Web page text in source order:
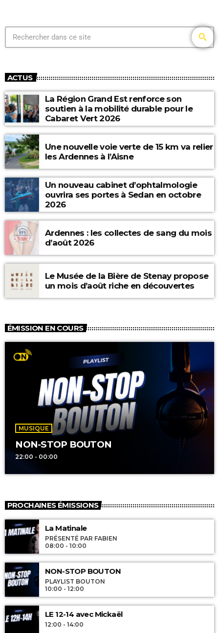
search
ACTUS
La Région Grand Est renforce son
soutien à la mobilité durable pour le
Cabaret Vert 2026
Une nouvelle voie verte de 15 km va relier
les Ardennes à l’Aisne
Un nouveau cabinet d’ophtalmologie
ouvrira ses portes à Sedan en octobre
2026
Ardennes : les collectes de sang du mois
d’août 2026
Le Musée de la Bière de Stenay propose
un mois d’août riche en découvertes
ÉMISSION EN COURS
MUSIQUE
NON-STOP BOUTON
22:00 - 00:00
PROCHAINES ÉMISSIONS
La Matinale
PRÉSENTÉ PAR FABIEN
08:00 - 10:00
NON-STOP BOUTON
PLAYLIST BOUTON
10:00 - 12:00
LE 12-14 avec Mickaël
12:00 - 14:00